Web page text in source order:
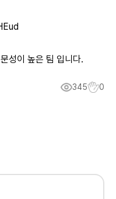
성이 높은 팀 입니다.
345 0